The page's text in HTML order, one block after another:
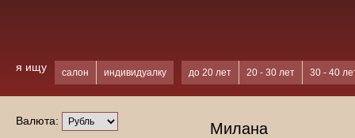
я ищу салон индивидуалку до 20 лет 20 - 30 лет 30 - 40
Валюта: Милана